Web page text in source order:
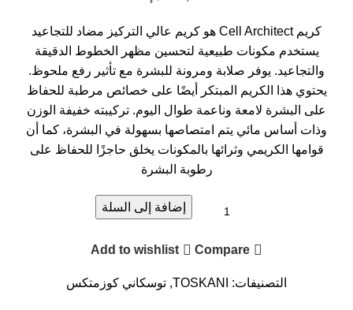
كريم Cell Architect هو كريم عالي التركيز مضاد للتجاعيد
يستخدم مكونات طبيعية لتحسين مظهر الخطوط الدقيقة
والتجاعيد. يوفر صلابة ومرونة للبشرة مع تأثير رفع ملحوظ.
يحتوي هذا الكريم المبتكر أيضًا على خصائص مرطبة للحفاظ
على البشرة لامعة وناعمة طوال اليوم. تركيبته خفيفة الوزن
وذات أساس مائي يتم امتصاصها بسهولة في البشرة، كما أن
قوامها الكريمي وثرائها بالمكونات يخلق حاجزًا للحفاظ على
رطوبة البشرة
إضافة إلى السلة
Compare
Add to wishlist
التصنيفات: TOSKANI
, توسكاني كوزمتكس